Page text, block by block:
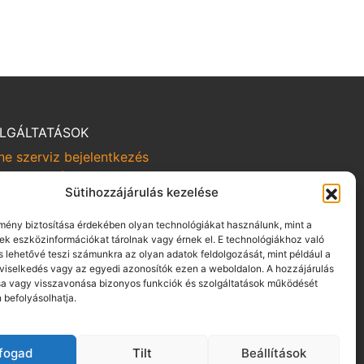
Sütihozzájárulás kezelése
biztosítása érdekében olyan technológiákat használunk, mint a
eszközinformációkat tárolnak vagy érnek el. E technológiákhoz való
lehetővé teszi számunkra az olyan adatok feldolgozását, mint például a
vagy az egyedi azonosítók ezen a weboldalon. A hozzájárulás
vagy visszavonása bizonyos funkciók és szolgáltatások működését
befolyásolhatja.
Tilt Beállítások
szerviz bejelentkezés
kampányok
viszem
irányelvek
szabályzat
pénzügyi szolgáltatás közvetítésére
szabályzat
gépjármű bérbeadásra